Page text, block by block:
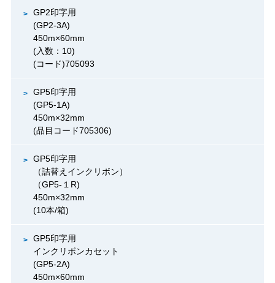
GP2印字用
(GP2-3A)
450m×60mm
(入数：10)
(コード)705093
GP5印字用
(GP5-1A)
450m×32mm
(品目コード705306)
GP5印字用
（詰替えインクリボン）
（GP5-１R)
450m×32mm
(10本/箱)
GP5印字用
インクリボンカセット
(GP5-2A)
450m×60mm